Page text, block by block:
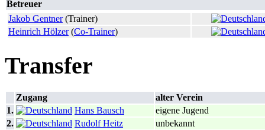
Betreuer
Jakob Gentner(Trainer)
Heinrich Hölzer(Co-Trainer)
Transfer
Zugang
alter Verein
1.
Hans Bausch
eigene Jugend
2.
Rudolf Heitz
unbekannt